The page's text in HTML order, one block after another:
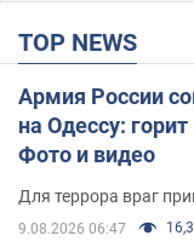
TOP NEWS
Армия России
на Одессу:
Фото и видео
Для террора враг
9.08.2026 06:47